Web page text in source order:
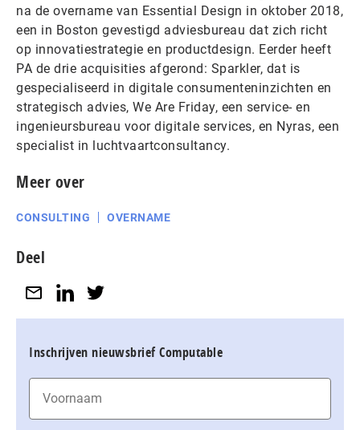
na de overname van Essential Design in oktober 2018,
een in Boston gevestigd adviesbureau dat zich richt
op innovatiestrategie en productdesign. Eerder heeft
PA de drie acquisities afgerond: Sparkler, dat is
gespecialiseerd in digitale consumenteninzichten en
strategisch advies, We Are Friday, een service- en
ingenieursbureau voor digitale services, en Nyras, een
specialist in luchtvaartconsultancy.
Meer over
CONSULTING OVERNAME
Deel
Inschrijven nieuwsbrief Computable